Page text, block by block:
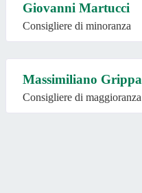
Giovanni Martucci
Consigliere di minoranza
Massimiliano Grippa
Consigliere di maggioranza